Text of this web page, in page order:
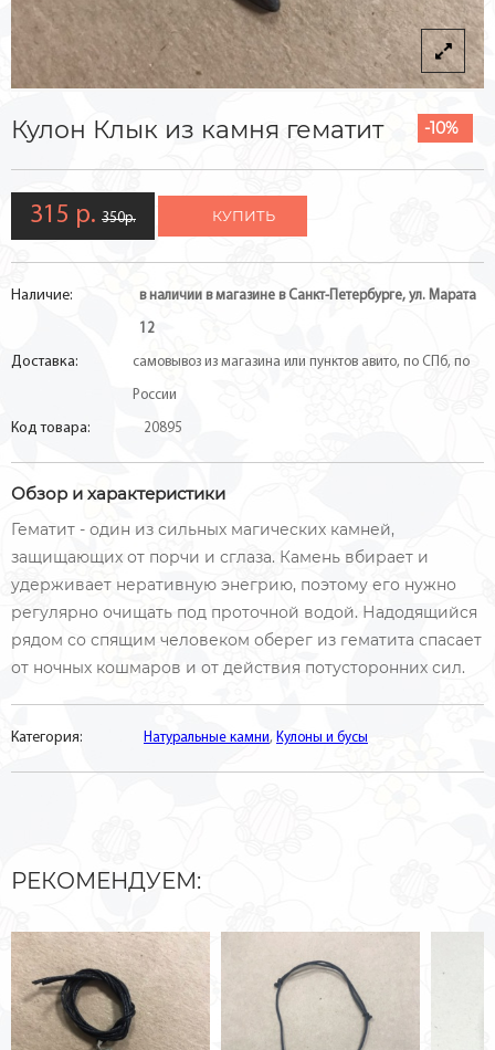
-10%
Кулон Клык из камня гематит
315 р. 350р. КУПИТЬ
Наличие: в наличии в магазине в Санкт-Петербурге, ул. Марата
12
Доставка: самовывоз из магазина или пунктов авито, по СПб, по
России
Код товара: 20895
Обзор и характеристики
Гематит - один из сильных магических камней,
защищающих от порчи и сглаза. Камень вбирает и
удерживает неративную энегрию, поэтому его нужно
регулярно очищать под проточной водой. Надодящийся
рядом со спящим человеком оберег из гематита спасает
от ночных кошмаров и от действия потусторонних сил.
Категория: Натуральные камни, Кулоны и бусы
РЕКОМЕНДУЕМ: